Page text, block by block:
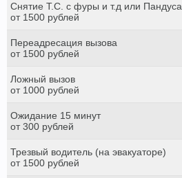
Снятие Т.С. с фуры и т.д или Пандуса
от 1500 рублей
Переадресация вызова
от 1500 рублей
Ложный вызов
от 1000 рублей
Ожидание 15 минут
от 300 рублей
Трезвый водитель (на эвакуаторе)
от 1500 рублей